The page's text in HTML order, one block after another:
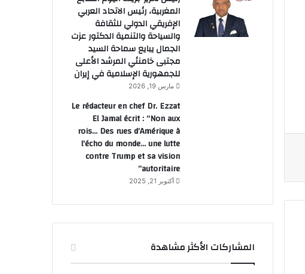
المغربية، رئيس الاتحاد العربي
الإفريقي الدولي للثقافة
والسياحة والتنمية الدكتور عزت
الجمال يبايع سماحة السيد
مجتبى خامنئي المرشد الأعلى
للجمهورية الإسلامية في إيران
مارس 19, 2026
Le rédacteur en chef Dr. Ezzat
El Jamal écrit : “Non aux
rois… Des rues d’Amérique à
l’écho du monde… une lutte
contre Trump et sa vision
autoritaire”
أكتوبر 21, 2025
المشاركات الأكثر مشاهدة